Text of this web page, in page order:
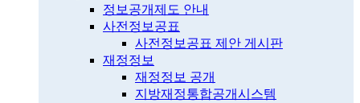
정보공개제도 안내
사전정보공표
사전정보공표 제안 게시판
재정정보
재정정보 공개
지방재정통합공개시스템